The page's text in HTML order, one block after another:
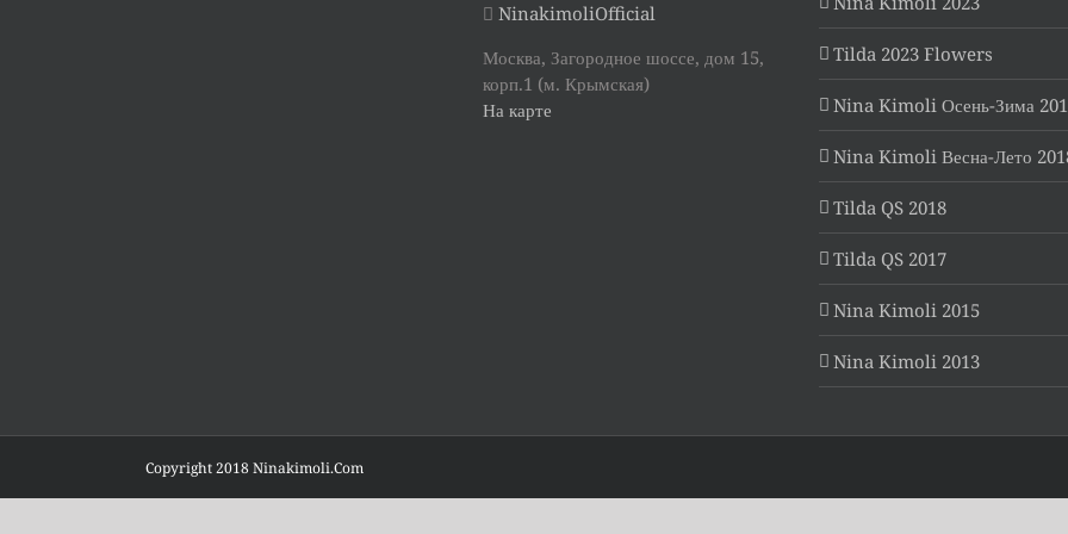
NinakimoliOfficial
Москва, Загородное шоссе, дом 15,
корп.1 (м. Крымская)
На карте
Tilda 2023 Flowers
Nina Kimoli Осень-Зима
Nina Kimoli Весна-Лето
Tilda QS 2018
Tilda QS 2017
Nina Kimoli 2015
Nina Kimoli 2013
Copyright 2018 Ninakimoli.Com